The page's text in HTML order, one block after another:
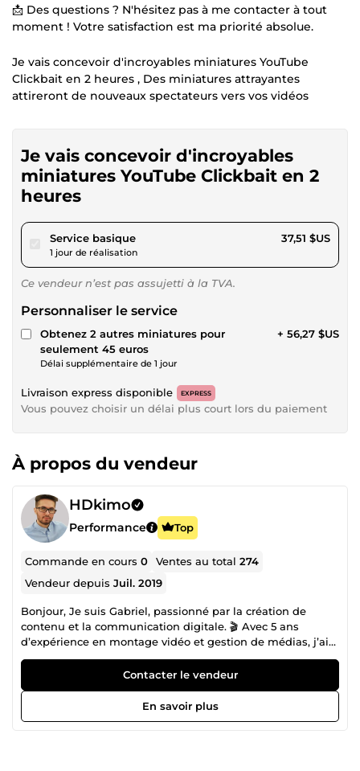
📩 Des questions ? N'hésitez pas à me contacter à tout
moment ! Votre satisfaction est ma priorité absolue.
Je vais concevoir d'incroyables miniatures YouTube
Clickbait en 2 heures , Des miniatures attrayantes
attireront de nouveaux spectateurs vers vos vidéos
Je vais concevoir d'incroyables
miniatures YouTube Clickbait en 2
heures
Service basiquepour 34,57 $US
1 jour de réalisation
37,51 $US
Ce vendeur n’est pas assujetti à la TVA.
Personnaliser le service
Obtenez 2 autres miniatures pour
seulement 45 euros
Délai supplémentaire de 1 jour
+ 56,27 $US
Livraison express disponible EXPRESS
Vous pouvez choisir un délai plus court lors du paiement
À propos du vendeur
HDkimo
Performance Top
Commande en cours0 Ventes au total274
Vendeur depuisJuil. 2019
Bonjour, Je suis Gabriel, passionné par la création de
contenu et la communication digitale. 🎬 Avec 5 ans
d’expérience en montage vidéo et gestion de médias, j’ai
accompagné de nombreux projets : clips, vidéos
promotionnelles, contenus réseaux sociaux… Mon objectif
est toujours de raconter une histoire qui capte l’attention
et reflète l’identité de chaque client. 🔍 J’ai également 3
ans d’expertise en SEO , ce qui me permet d’optimiser vos
Contacter le vendeur
En savoir plus